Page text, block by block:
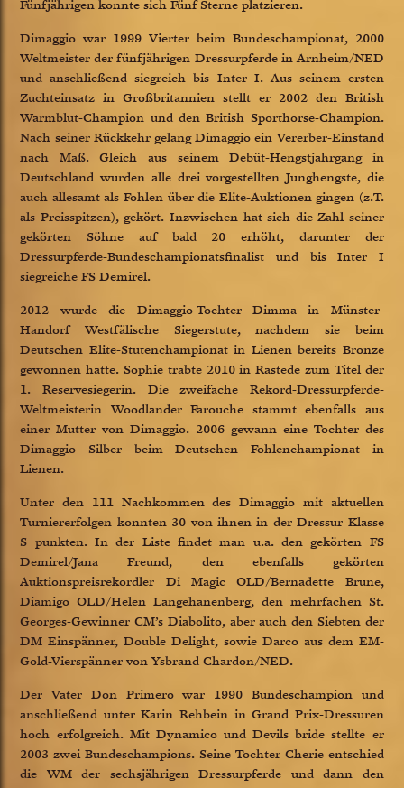
Fünfjährigen konnte sich Fünf Sterne platzieren.
Dimaggio war 1999 Vierter beim Bundeschampionat, 2000
Weltmeister der fünfjährigen Dressurpferde in Arnheim/NED
und anschließend siegreich bis Inter I. Aus seinem ersten
Zuchteinsatz in Großbritannien stellt er 2002 den British
Warmblut-Champion und den British Sporthorse-Champion.
Nach seiner Rückkehr gelang Dimaggio ein Vererber-Einstand
nach Maß. Gleich aus seinem Debüt-Hengstjahrgang in
Deutschland wurden alle drei vorgestellten Junghengste, die
auch allesamt als Fohlen über die Elite-Auktionen gingen (z.T.
als Preisspitzen), gekört. Inzwischen hat sich die Zahl seiner
gekörten Söhne auf bald 20 erhöht, darunter der
Dressurpferde-Bundeschampionatsfinalist und bis Inter I
siegreiche FS Demirel.
2012 wurde die Dimaggio-Tochter Dimma in Münster-
Handorf Westfälische Siegerstute, nachdem sie beim
Deutschen Elite-Stutenchampionat in Lienen bereits Bronze
gewonnen hatte. Sophie trabte 2010 in Rastede zum Titel der
1. Reservesiegerin. Die zweifache Rekord-Dressurpferde-
Weltmeisterin Woodlander Farouche stammt ebenfalls aus
einer Mutter von Dimaggio. 2006 gewann eine Tochter des
Dimaggio Silber beim Deutschen Fohlenchampionat in
Lienen.
Unter den 111 Nachkommen des Dimaggio mit aktuellen
Turniererfolgen konnten 30 von ihnen in der Dressur Klasse
S punkten. In der Liste findet man u.a. den gekörten FS
Demirel/Jana Freund, den ebenfalls gekörten
Auktionspreisrekordler Di Magic OLD/Bernadette Brune,
Diamigo OLD/Helen Langehanenberg, den mehrfachen St.
Georges-Gewinner CM’s Diabolito, aber auch den Siebten der
DM Einspänner, Double Delight, sowie Darco aus dem EM-
Gold-Vierspänner von Ysbrand Chardon/NED.
Der Vater Don Primero war 1990 Bundeschampion und
anschließend unter Karin Rehbein in Grand Prix-Dressuren
hoch erfolgreich. Mit Dynamico und Devils bride stellte er
2003 zwei Bundeschampions. Seine Tochter Cherie entschied
die WM der sechsjährigen Dressurpferde und dann den